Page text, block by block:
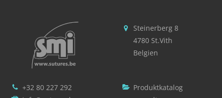
Steinerberg 8
4780 St.Vith
Belgien
+32 80 227 292
Produktkatalog